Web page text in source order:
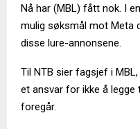
Nå har (MBL) fått nok. I
mulig søksmål mot Meta
disse lure-annonsene.
Til NTB sier fagsjef i
et ansvar for ikke å
foregår.